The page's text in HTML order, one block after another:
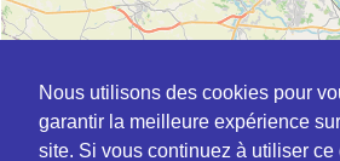
Nous utilisons des cookies pour
garantir la meilleure expérience
site. Si vous continuez à utiliser ce